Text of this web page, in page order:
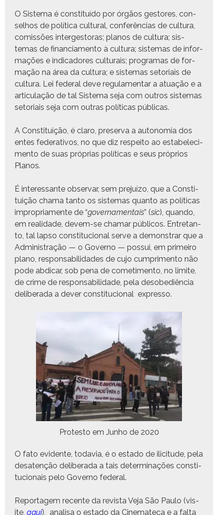
O Sis­tema é con­sti­tuí­do por órgãos gestores, con­
sel­hos de políti­ca cul­tur­al, con­fer­ên­cias de cul­tura,
comis­sões intergestoras; planos de cul­tura; sis­
temas de finan­cia­men­to à cul­tura; sis­temas de infor­
mações e indi­cadores cul­tur­ais; pro­gra­mas de for­
mação na área da cul­tura; e sis­temas seto­ri­ais de
cul­tura. Lei fed­er­al deve reg­u­la­men­tar a atu­ação e a
artic­u­lação de tal Sis­tema seja com out­ros sis­temas
seto­ri­ais seja com out­ras políti­cas públicas.
A Con­sti­tu­ição, é claro, preser­va a autono­mia dos
entes fed­er­a­tivos, no que diz respeito ao esta­b­elec­i­
men­to de suas próprias políti­cas e seus próprios
Planos.
É inter­es­sante obser­var, sem pre­juí­zo, que a Con­sti­
tu­ição chama tan­to os sis­temas quan­to as políti­cas
impro­pri­a­mente de “gov­er­na­men­tais” (sic), quan­do,
em real­i­dade, devem-se chamar públi­cos. Entre­tan­
to, tal lap­so con­sti­tu­cional serve a demon­strar que a
Admin­is­tração — o Gov­er­no — pos­sui, em primeiro
plano, respon­s­abil­i­dades de cujo cumpri­men­to não
pode abdicar, sob pena de come­ti­men­to, no lim­ite,
de crime de respon­s­abil­i­dade, pela des­obe­diên­cia
delib­er­a­da a dev­er con­sti­tu­cional expresso.
Protesto em Jun­ho de 2020
O fato evi­dente, todavia, é o esta­do de ilic­i­tude, pela
desatenção delib­er­a­da a tais deter­mi­nações con­sti­
tu­cionais pelo Gov­er­no federal.
Reportagem recente da revista Veja São Paulo (vis­
ite, aqui), anal­isa o esta­do da Cin­e­mate­ca e a fal­ta